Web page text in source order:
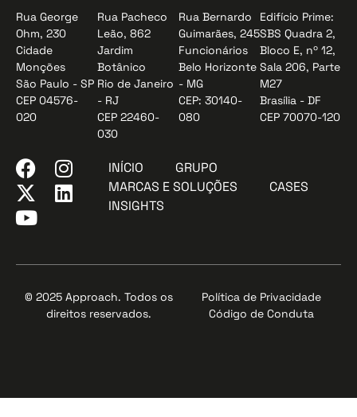
Rua George
Ohm, 230
Cidade
Monções
São Paulo - SP
CEP 04576-
020
Rua Pacheco
Leão, 862
Jardim
Botânico
Rio de Janeiro
- RJ
CEP 22460-
030
Rua Bernardo
Guimarães, 245
Funcionários
Belo Horizonte
- MG
CEP: 30140-
080
Edifício Prime:
SBS Quadra 2,
Bloco E, nº 12,
Sala 206, Parte
M27
Brasília - DF
CEP 70070-120
INÍCIO
GRUPO
MARCAS E SOLUÇÕES
CASES
INSIGHTS
© 2025 Approach. Todos os
direitos reservados.
Política de Privacidade
Código de Conduta